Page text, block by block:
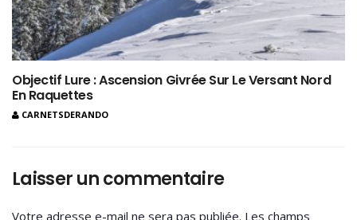
Objectif Lure : Ascension Givrée Sur Le Versant Nord
En Raquettes
CARNETSDERANDO
Laisser un commentaire
Votre adresse e-mail ne sera pas publiée. Les champs